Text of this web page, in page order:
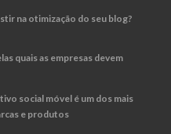
na otimização do seu blog?
quais as empresas devem
social móvel é um dos mais
e produtos